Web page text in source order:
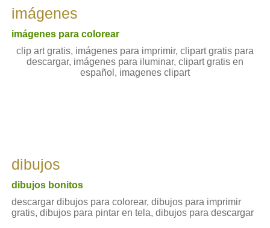
imágenes
imágenes para colorear
clip art gratis, imágenes para imprimir, clipart gratis para
descargar, imágenes para iluminar, clipart gratis en
español, imagenes clipart
dibujos
dibujos bonitos
descargar dibujos para colorear, dibujos para imprimir
gratis, dibujos para pintar en tela, dibujos para descargar